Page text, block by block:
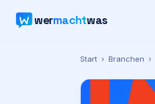
wermachtwas
Start › Branchen ›